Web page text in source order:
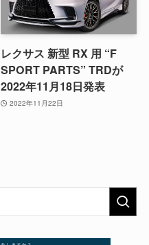
レクサス 新型 RX 用 “F
SPORT PARTS” TRDが
2022年11月18日発表
2022年11月22日